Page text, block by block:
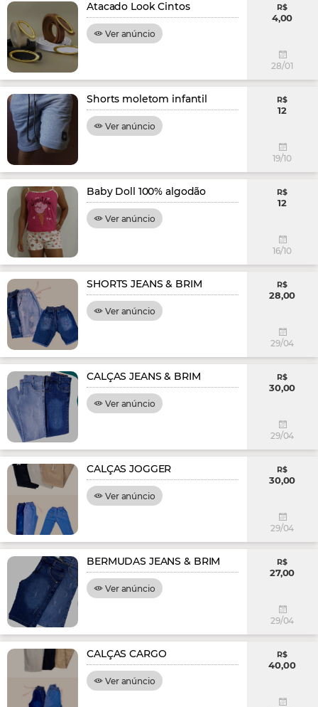
Atacado Look Cintos
Ver anúncio
R$
4,00
28/01
Shorts moletom infantil
Ver anúncio
R$
12
19/10
Baby Doll 100% algodão
Ver anúncio
R$
12
16/10
SHORTS JEANS & BRIM
Ver anúncio
R$
28,00
29/04
CALÇAS JEANS & BRIM
Ver anúncio
R$
30,00
29/04
CALÇAS JOGGER
Ver anúncio
R$
30,00
29/04
BERMUDAS JEANS & BRIM
Ver anúncio
R$
27,00
29/04
CALÇAS CARGO
Ver anúncio
R$
40,00